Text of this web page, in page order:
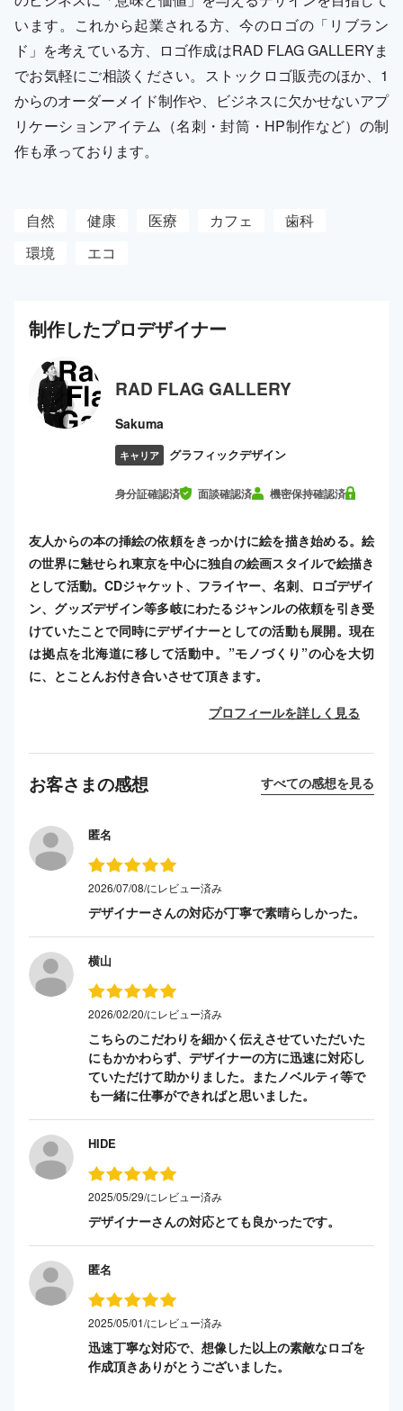
います。これから起業される方、今のロゴの「リブラン
ド」を考えている方、ロゴ作成はRAD FLAG GALLERYま
でお気軽にご相談ください。ストックロゴ販売のほか、1
からのオーダーメイド制作や、ビジネスに欠かせないアプ
リケーションアイテム（名刺・封筒・HP制作など）の制
作も承っております。
自然 健康 医療 カフェ
歯科
環境
エコ
制作したプロデザイナー
RAD FLAG GALLERY
Sakuma
キャリア グラフィックデザイン
身分証確認済 面談確認済 機密保持確認済
友人からの本の挿絵の依頼をきっかけに絵を描き始める。絵
の世界に魅せられ東京を中心に独自の絵画スタイルで絵描き
として活動。CDジャケット、フライヤー、名刺、ロゴデザイ
ン、グッズデザイン等多岐にわたるジャンルの依頼を引き受
けていたことで同時にデザイナーとしての活動も展開。現在
は拠点を北海道に移して活動中。”モノづくり”の心を大切
に、とことんお付き合いさせて頂きます。
プロフィールを詳しく見る
お客さまの感想 すべての感想を見る
匿名
2026/07/08/にレビュー済み
デザイナーさんの対応が丁寧で素晴らしかった。
横山
2026/02/20/にレビュー済み
こちらのこだわりを細かく伝えさせていただいた
にもかかわらず、デザイナーの方に迅速に対応し
ていただけて助かりました。またノベルティ等で
も一緒に仕事ができればと思いました。
HIDE
2025/05/29/にレビュー済み
デザイナーさんの対応とても良かったです。
匿名
2025/05/01/にレビュー済み
迅速丁寧な対応で、想像した以上の素敵なロゴを
作成頂きありがとうございました。